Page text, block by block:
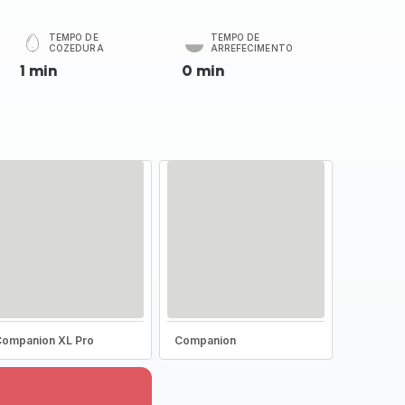
TEMPO DE
COZEDURA
1 min
TEMPO DE
ARREFECIMENTO
0 min
XL Pro Companion